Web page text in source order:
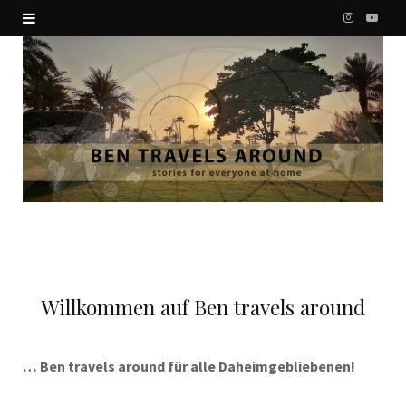
I
n
s
t
a
g
m
Y
u
T
b
Willkommen auf Ben travels around
… Ben travels around für alle Daheimgebliebenen!